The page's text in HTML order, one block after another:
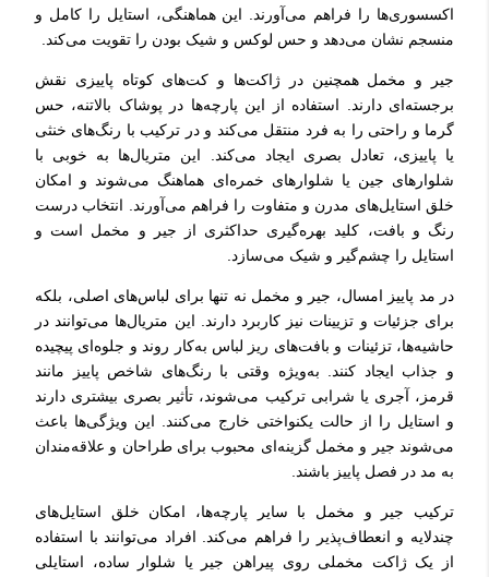
اکسسوری‌ها را فراهم می‌آورند. این هماهنگی، استایل را کامل و
منسجم نشان می‌دهد و حس لوکس و شیک بودن را تقویت می‌کند.
جیر و مخمل همچنین در ژاکت‌ها و کت‌های کوتاه پاییزی نقش
برجسته‌ای دارند. استفاده از این پارچه‌ها در پوشاک بالاتنه، حس
گرما و راحتی را به فرد منتقل می‌کند و در ترکیب با رنگ‌های خنثی
یا پاییزی، تعادل بصری ایجاد می‌کند. این متریال‌ها به خوبی با
شلوارهای جین یا شلوارهای خمره‌ای هماهنگ می‌شوند و امکان
خلق استایل‌های مدرن و متفاوت را فراهم می‌آورند. انتخاب درست
رنگ و بافت، کلید بهره‌گیری حداکثری از جیر و مخمل است و
استایل را چشم‌گیر و شیک می‌سازد.
در مد پاییز امسال، جیر و مخمل نه تنها برای لباس‌های اصلی، بلکه
برای جزئیات و تزیینات نیز کاربرد دارند. این متریال‌ها می‌توانند در
حاشیه‌ها، تزئینات و بافت‌های ریز لباس به‌کار روند و جلوه‌ای پیچیده
و جذاب ایجاد کنند. به‌ویژه وقتی با رنگ‌های شاخص پاییز مانند
قرمز، آجری یا شرابی ترکیب می‌شوند، تأثیر بصری بیشتری دارند
و استایل را از حالت یکنواختی خارج می‌کنند. این ویژگی‌ها باعث
می‌شوند جیر و مخمل گزینه‌ای محبوب برای طراحان و علاقه‌مندان
به مد در فصل پاییز باشند.
ترکیب جیر و مخمل با سایر پارچه‌ها، امکان خلق استایل‌های
چندلایه و انعطاف‌پذیر را فراهم می‌کند. افراد می‌توانند با استفاده
از یک ژاکت مخملی روی پیراهن جیر یا شلوار ساده، استایلی